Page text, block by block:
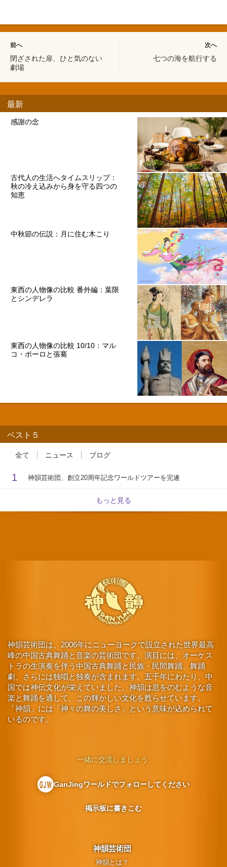
前へ
閉ざされた扉、ひと気のない
劇場
次へ
七つの海を航行する
最新
感謝の念
古代人の生活へタイムスリップ：
秋の冷え込みから身を守る四つの
知恵
中秋節の伝説：月に住む木こり
東西の人物像の比較 番外編：葉限
とシンデレラ
東西の人物像の比較 10/10：マル
コ・ポーロと張騫
ベスト５
全て ニュース ブログ
1 神韻芸術団、創立20周年記念ワールドツアーを完遂
もっと見る
神韻芸術団は、2006年にニューヨークで設立された世界最高
峰の中国古典舞踊と音楽の芸術団です。演目には、オーケス
トラの生演奏を伴う中国古典舞踊と民族・民間舞踊、舞踊
劇、さらには独唱と独奏が含まれます。五千年にわたり、中
国では神伝文化が栄えていました。神韻は息をのむような音
楽と舞踊を通して、この輝かしい文化を甦らせています。
「神韻」には「神々の舞の美しさ」という意味が込められて
いるのです。
神韻芸術団
神韻とは？
一緒に交流しましょう:
GanJingワールドでフォローしてください
掲示板に書きこむ